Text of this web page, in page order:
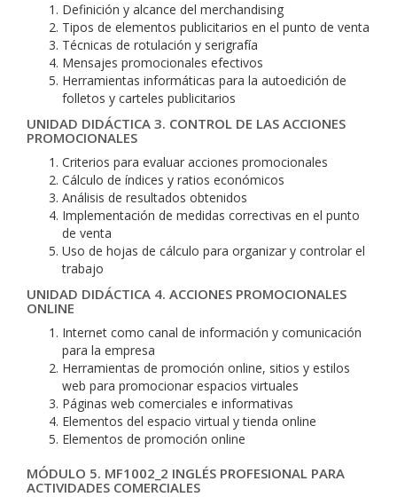
Definición y alcance del merchandising
Tipos de elementos publicitarios en el punto de venta
Técnicas de rotulación y serigrafía
Mensajes promocionales efectivos
Herramientas informáticas para la autoedición de
folletos y carteles publicitarios
UNIDAD DIDÁCTICA 3. CONTROL DE LAS ACCIONES
PROMOCIONALES
Criterios para evaluar acciones promocionales
Cálculo de índices y ratios económicos
Análisis de resultados obtenidos
Implementación de medidas correctivas en el punto
de venta
Uso de hojas de cálculo para organizar y controlar el
trabajo
UNIDAD DIDÁCTICA 4. ACCIONES PROMOCIONALES
ONLINE
Internet como canal de información y comunicación
para la empresa
Herramientas de promoción online, sitios y estilos
web para promocionar espacios virtuales
Páginas web comerciales e informativas
Elementos del espacio virtual y tienda online
Elementos de promoción online
MÓDULO 5. MF1002_2 INGLÉS PROFESIONAL PARA
ACTIVIDADES COMERCIALES